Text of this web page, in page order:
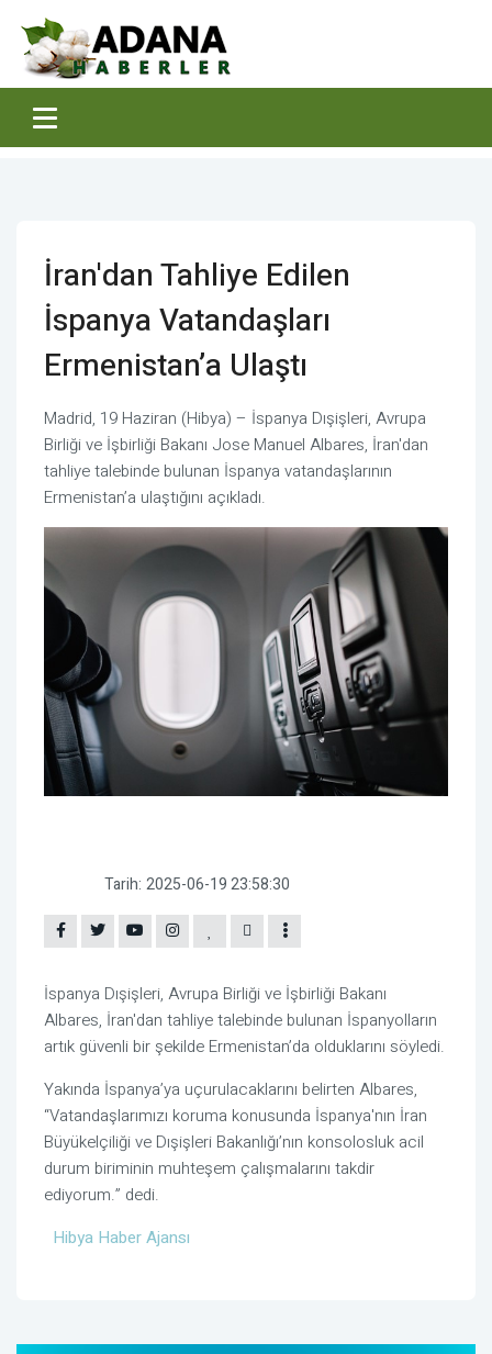
İran'dan Tahliye Edilen
İspanya Vatandaşları
Ermenistan’a Ulaştı
Madrid, 19 Haziran (Hibya) – İspanya Dışişleri, Avrupa
Birliği ve İşbirliği Bakanı Jose Manuel Albares, İran'dan
tahliye talebinde bulunan İspanya vatandaşlarının
Ermenistan’a ulaştığını açıkladı.
Tarih: 2025-06-19 23:58:30
İspanya Dışişleri, Avrupa Birliği ve İşbirliği Bakanı
Albares, İran'dan tahliye talebinde bulunan İspanyolların
artık güvenli bir şekilde Ermenistan’da olduklarını söyledi.
Yakında İspanya’ya uçurulacaklarını belirten Albares,
“Vatandaşlarımızı koruma konusunda İspanya'nın İran
Büyükelçiliği ve Dışişleri Bakanlığı’nın konsolosluk acil
durum biriminin muhteşem çalışmalarını takdir
ediyorum.” dedi.
Hibya Haber Ajansı